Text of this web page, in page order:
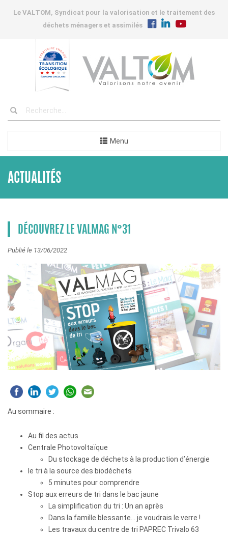
Le VALTOM, Syndicat pour la valorisation et le traitement des
déchets ménagers et assimilés
Menu
ACTUALITÉS
DÉCOUVREZ LE VALMAG N°31
Publié le 13/06/2022
Au sommaire :
Au fil des actus
Centrale Photovoltaïque
Du stockage de déchets à la production d’énergie
le tri à la source des biodéchets
5 minutes pour comprendre
Stop aux erreurs de tri dans le bac jaune
La simplification du tri : Un an après
Dans la famille blessante… je voudrais le verre !
Les travaux du centre de tri PAPREC Trivalo 63